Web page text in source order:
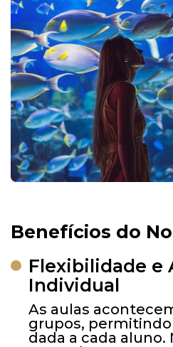
Benefícios do
Flexibilidade e
Individual
As aulas
grupos,
dada a cada aluno.